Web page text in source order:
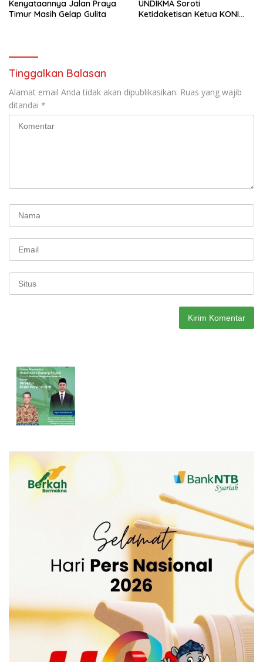
Kenyataannya Jalan Praya
Timur Masih Gelap Gulita
UNDIKMA Soroti
Ketidaketisan Ketua KONI
Tinggalkan Balasan
Alamat email Anda tidak akan dipublikasikan. Ruas yang wajib
ditandai *